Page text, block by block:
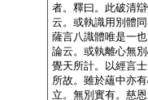
者。釋曰。此破清
云。或執識用別體
薩言八識體唯是一
論云。或執離心無
覺天所計。以經言
所故。雖於蘊中亦
立。無別實有。慈